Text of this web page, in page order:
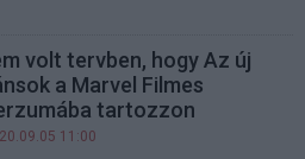
volt tervben, hogy Az új
a Marvel Filmes
tartozzon
11:00